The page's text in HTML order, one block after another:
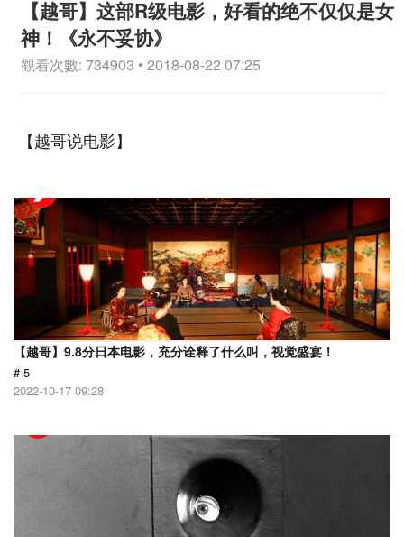
【越哥】这部R级电影，好看的绝不仅仅是女
神！《永不妥协》
觀看次數: 734903 • 2018-08-22 07:25
【越哥说电影】
【越哥】9.8分日本电影，充分诠释了什么叫，视觉盛宴！
# 5
2022-10-17 09:28